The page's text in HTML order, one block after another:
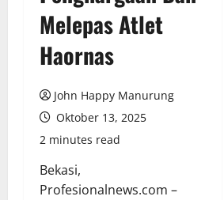
Melepas Atlet
Haornas
John Happy Manurung
Oktober 13, 2025
2 minutes read
Bekasi,
Profesionalnews.com –